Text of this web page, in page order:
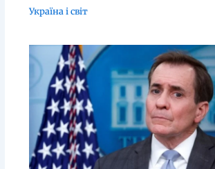
Україна і світ